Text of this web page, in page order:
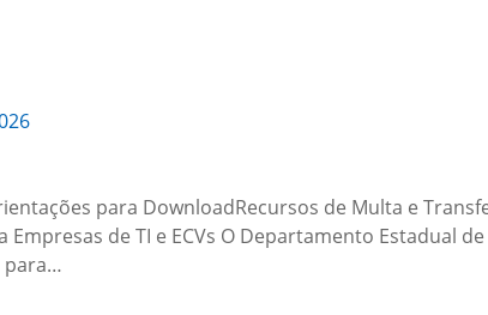
para DownloadRecursos de Multa e
Empresas de TI e ECVs O Departamento Estadual
para…